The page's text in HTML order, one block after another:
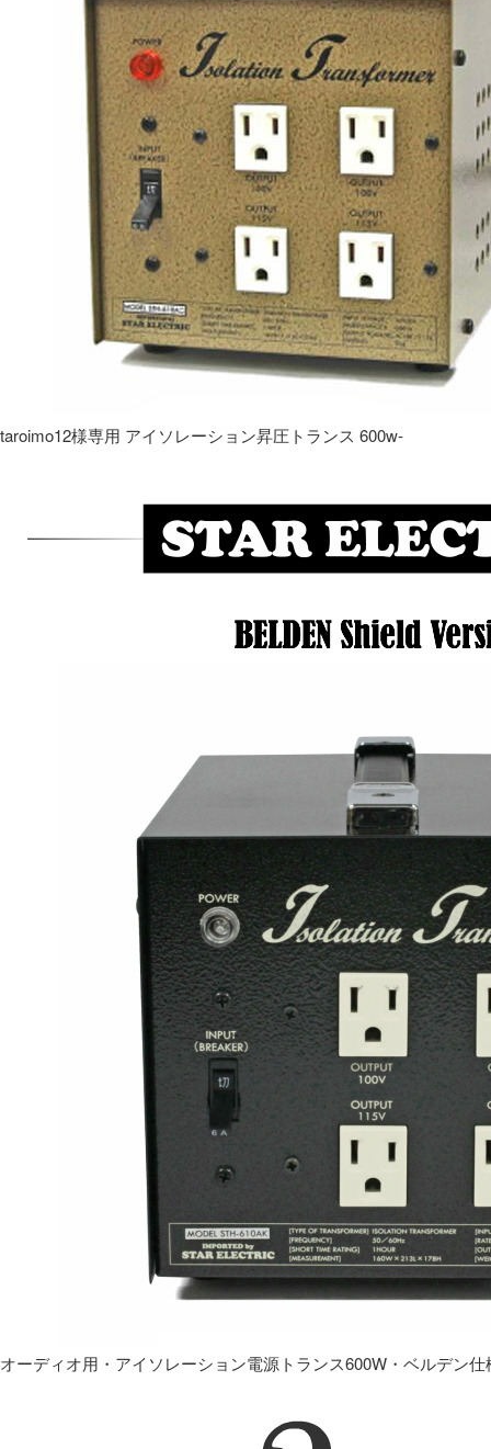
taroimo12様専用 アイソレーション昇圧トランス 600w-
オーディオ用・アイソレーション電源トランス600W・ベルデン仕